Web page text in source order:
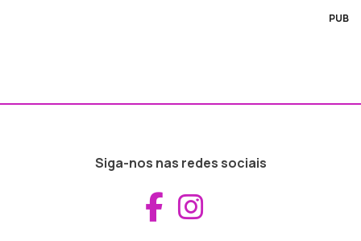
PUB
Siga-nos nas redes sociais
Aceder ao